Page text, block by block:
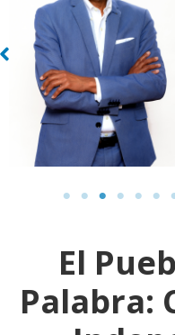
El
Palabra: